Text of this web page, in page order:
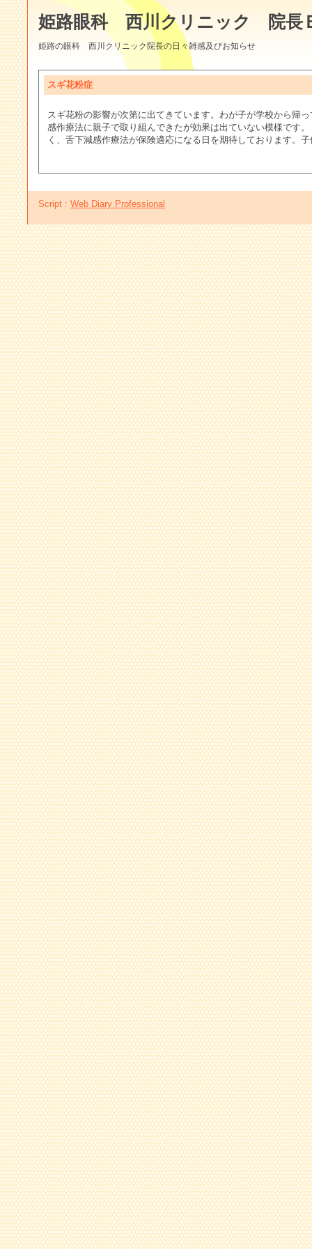
姫路眼科 西川クリニック 院長
姫路の眼科 西川クリニック院長の日々雑感及びお知らせ
スギ花粉症
スギ花粉の影響が次第に出てきています。わが子が学校から帰
感作療法に親子で取り組んできたが効果は出ていない模様です
く、舌下減感作療法が保険適応になる日を期待しております。
Script : Web Diary Professional